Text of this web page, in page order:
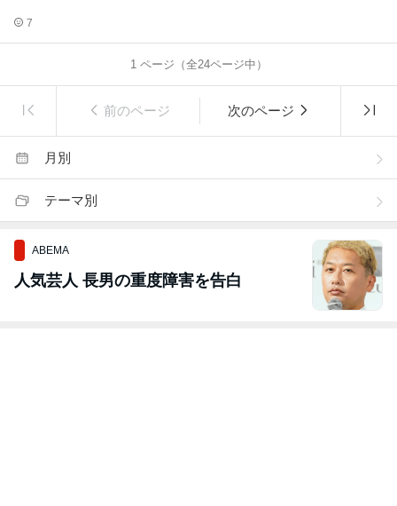
7
1ページ（全24ページ中）
前のページ 次のページ
月別
テーマ別
ABEMA
人気芸人 長男の重度障害を告白